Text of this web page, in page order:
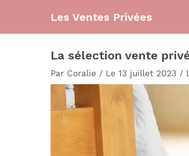
contenu
Les Ventes Privées
La sélection vente
Par Coralie / Le 13 juillet 2023 /